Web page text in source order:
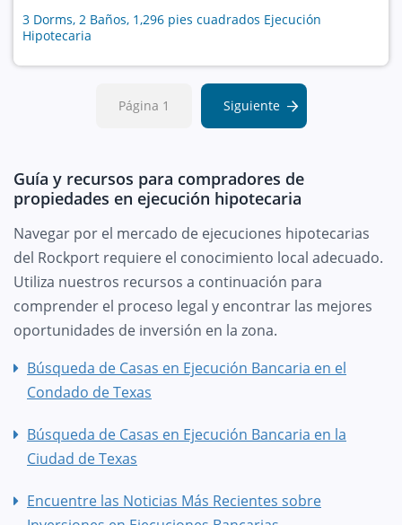
3 Dorms, 2 Baños, 1,296 pies cuadrados Ejecución
Hipotecaria
Página 1 Siguiente
Guía y recursos para compradores de
propiedades en ejecución hipotecaria
Navegar por el mercado de ejecuciones hipotecarias
del Rockport requiere el conocimiento local adecuado.
Utiliza nuestros recursos a continuación para
comprender el proceso legal y encontrar las mejores
oportunidades de inversión en la zona.
Búsqueda de Casas en Ejecución Bancaria en el
Condado de Texas
Búsqueda de Casas en Ejecución Bancaria en la
Ciudad de Texas
Encuentre las Noticias Más Recientes sobre